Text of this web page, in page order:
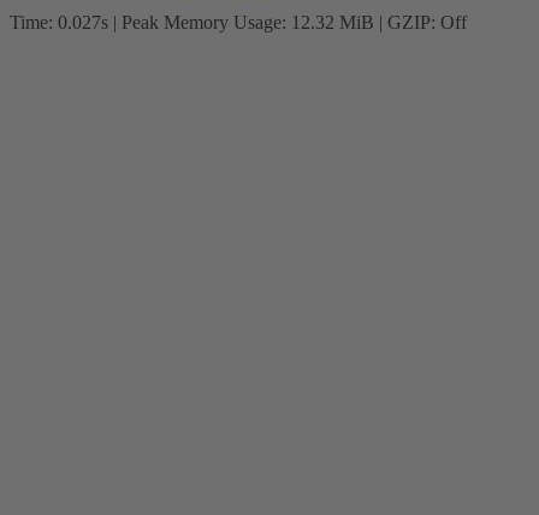
Time: 0.027s | Peak Memory Usage: 12.32 MiB | GZIP: Off